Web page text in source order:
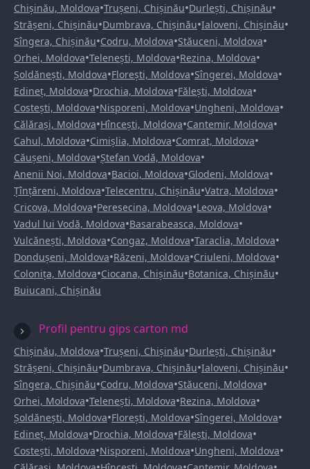
Chișinău, Moldova•Trușeni, Chișinău•Durlești, Chișinău•
Strășeni, Chișinău•Dumbrava, Chișinău•Ialoveni, Chișinău•
Sîngera, Chișinău•Codru, Moldova•Stăuceni, Moldova•
Orhei, Moldova•Telenești, Moldova•Rezina, Moldova•
Șoldănești, Moldova•Florești, Moldova•Sîngerei, Moldova•
Edineț, Moldova•Drochia, Moldova•Fălești, Moldova•
Costești, Moldova•Nisporeni, Moldova•Ungheni, Moldova•
Călărași, Moldova•Hîncești, Moldova•Cantemir, Moldova•
Cahul, Moldova•Cimișlia, Moldova•Comrat, Moldova•
Căușeni, Moldova•Ștefan Vodă, Moldova•
Anenii Noi, Moldova•Bacioi, Moldova•Glodeni, Moldova•
Țînțăreni, Moldova•Telecentru, Chișinău•Vatra, Moldova•
Cricova, Moldova•Peresecina, Moldova•Leova, Moldova•
Vadul lui Vodă, Moldova•Basarabeasca, Moldova•
Vulcănești, Moldova•Congaz, Moldova•Taraclia, Moldova•
Dondușeni, Moldova•Răzeni, Moldova•Criuleni, Moldova•
Colonița, Moldova•Ciocana, Chișinău•Botanica, Chișinău•
Buiucani, Chișinău
Profil pentru gips carton md
Chișinău, Moldova•Trușeni, Chișinău•Durlești, Chișinău•
Strășeni, Chișinău•Dumbrava, Chișinău•Ialoveni, Chișinău•
Sîngera, Chișinău•Codru, Moldova•Stăuceni, Moldova•
Orhei, Moldova•Telenești, Moldova•Rezina, Moldova•
Șoldănești, Moldova•Florești, Moldova•Sîngerei, Moldova•
Edineț, Moldova•Drochia, Moldova•Fălești, Moldova•
Costești, Moldova•Nisporeni, Moldova•Ungheni, Moldova•